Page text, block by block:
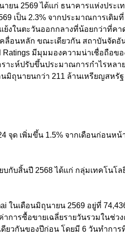
ยน 2569 ได้แก่ ธนาคารแห่งประเ
เป็น 2.3% จากประมาณการเดิม
งในตะวันออกกลางที่น้อยกว่าที่คา
ลื่อนหลัก ขณะเดียวกัน สถาบันจัดอั
Ratings มีมุมมองความน่าเชื่อถือข
ราะห์ปรับขึ้นประมาณการกำไรหลา
มิถุนายนกว่า 211 ล้านเหรียญสหรั
จุด เพิ่มขึ้น 1.5% จากเดือนก่อนหน้
กับสิ้นปี 2568 ได้แก่ กลุ่มเทคโนโล
ในเดือนมิถุนายน 2569 อยู่ที่
การซื้อขายเฉลี่ยรายวันรวมในช่ว
ดียวกันของปีก่อน โดยมี 6 วันทำกา